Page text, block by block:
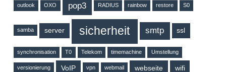
outlook OXO pop3 RADIUS rainbow restore S0
samba server sicherheit smtp ssl
synchronisation T0 Telekom timemachine Umstellung
versionierung VoIP vpn webmail webseite wifi